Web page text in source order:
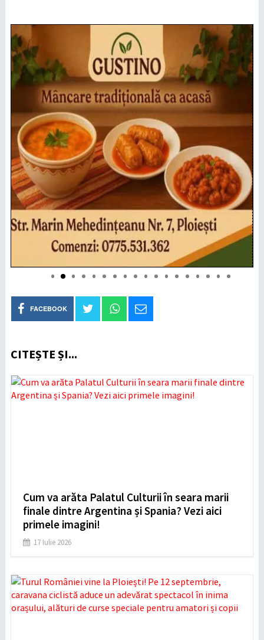
FACEBOOK
CITEȘTE ȘI...
Cum va arăta Palatul Culturii în seara marii
finale dintre Argentina și Spania? Vezi aici
primele imagini!
17 Iulie 2026